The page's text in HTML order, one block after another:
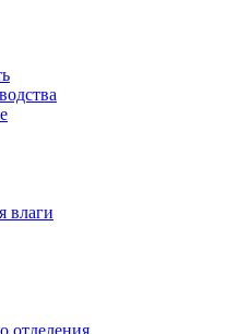
влаги
отделения